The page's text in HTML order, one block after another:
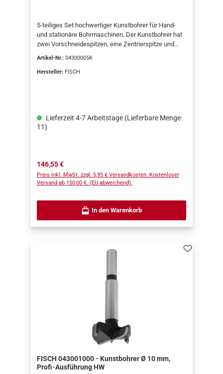
5-teiliges Set hochwertiger Kunstbohrer für Hand-
und stationäre Bohrmaschinen. Der Kunstbohrer hat
zwei Vorschneidespitzen, eine Zentrierspitze und
zwei Schneidzähne. Alle Spitzen sind aus Hartmetall
Kunststein und Kunststoff. Hervorragend auch zum
20, 25, 30 und 35 mm Verpackt in Holzbox.
Artikel-Nr.: 04300005K
Hersteller: FISCH
Lieferzeit 4-7 Arbeitstage (Lieferbare Menge:
11)
Regulärer Preis:
146,55 €
Preis inkl. MwSt. zzgl. 5,95 € Versandkosten. Kostenloser
Versand ab 150,00 €. (EU abweichend).
In den Warenkorb
FISCH 043001000 - Kunstbohrer Ø 10 mm,
Profi-Ausführung HW